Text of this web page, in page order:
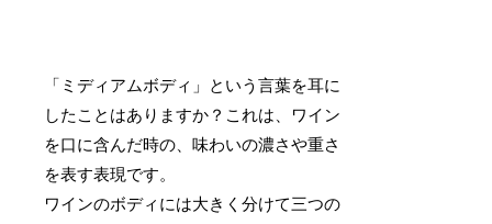
「ミディアムボディ」という言葉を耳に
したことはありますか？これは、ワイン
を口に含んだ時の、味わいの濃さや重さ
を表す表現です。
ワインのボディには大きく分けて三つの